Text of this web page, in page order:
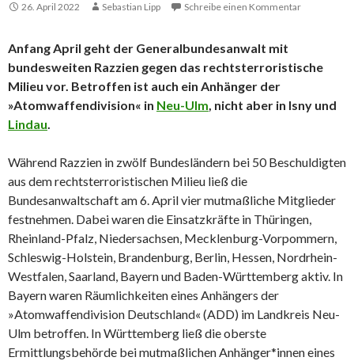
26. April 2022 Sebastian Lipp Schreibe einen Kommentar
Anfang April geht der Generalbundesanwalt mit
bundesweiten Razzien gegen das rechtsterroristische
Milieu vor. Betroffen ist auch ein Anhänger der
»Atomwaffendivision« in Neu-Ulm, nicht aber in Isny und
Lindau.
Während Razzien in zwölf Bundesländern bei 50 Beschuldigten
aus dem rechtsterroristischen Milieu ließ die
Bundesanwaltschaft am 6. April vier mutmaßliche Mitglieder
festnehmen. Dabei waren die Einsatzkräfte in Thüringen,
Rheinland-Pfalz, Niedersachsen, Mecklenburg-Vorpommern,
Schleswig-Holstein, Brandenburg, Berlin, Hessen, Nordrhein-
Westfalen, Saarland, Bayern und Baden-Württemberg aktiv. In
Bayern waren Räumlichkeiten eines Anhängers der
»Atomwaffendivision Deutschland« (ADD) im Landkreis Neu-
Ulm betroffen. In Württemberg ließ die oberste
Ermittlungsbehörde bei mutmaßlichen Anhänger*innen eines